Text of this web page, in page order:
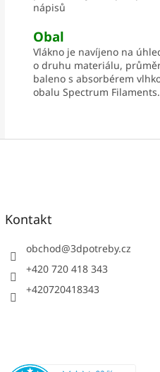
nápisů
Obal
Vlákno je navíjeno na
o druhu materiálu,
baleno s absorbérem
obalu Spectrum Filaments.
Kontakt
obchod@3dpotreby.cz
+420 720 418 343
+420720418343